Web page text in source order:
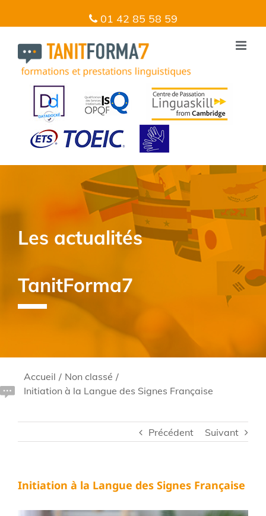
01 42 85 58 59
Les actualités
TanitForma7
Accueil / Non classé /
Initiation à la Langue des Signes Française
Précédent Suivant
Initiation à la Langue des Signes Française